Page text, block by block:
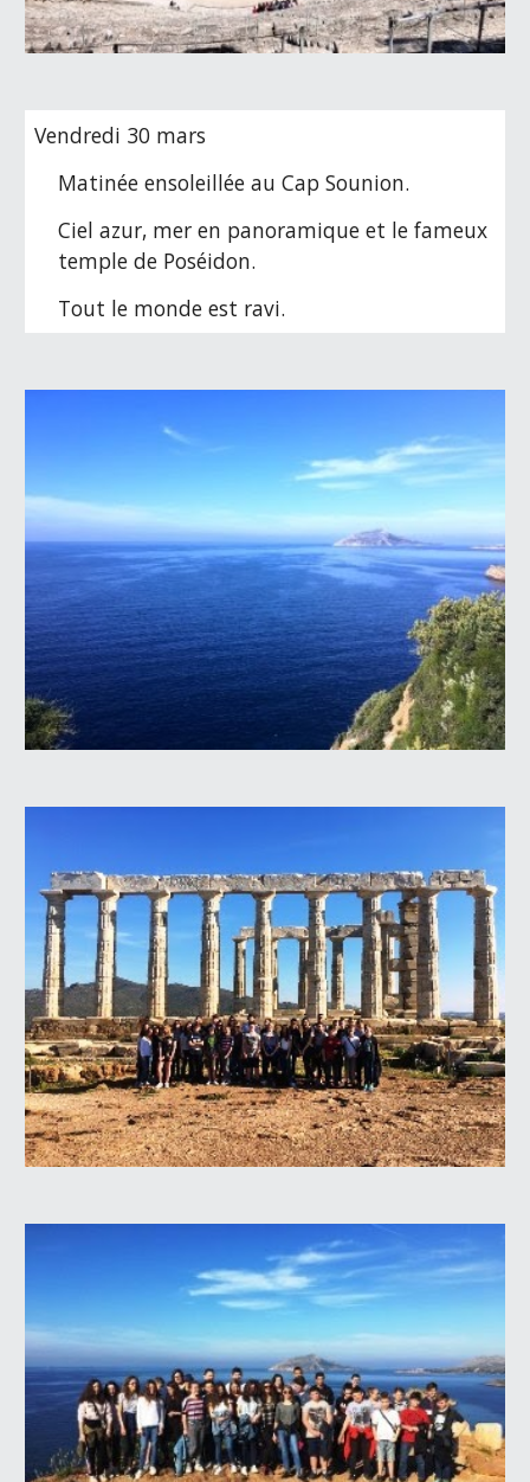
Vendredi 30 mars
Matinée ensoleillée au Cap Sounion.
Ciel azur, mer en panoramique et le fameux
temple de Poséidon.
Tout le monde est ravi.